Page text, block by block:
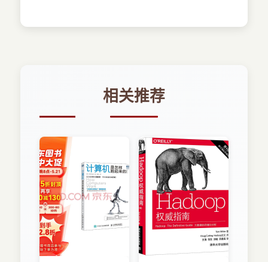
3.1.1 问题提出
3.1.2 实现原理
3.2.1 问题提出
3.2.2 实现原理
3.2.3 应用案例
3.3 观察者模式
3.3.1 问题提出
3.3.2 实现原理
3.3.3 通知机制和KVO机制
3.4 MVC模式
3.4.1 MVC模式概述
3.4.2 Cocoa Touch中的MVC模式
绍了如何使用API帮助文档和官方案例。
第3章讨论了iOS开发中4种常用的设计模式，
分别为单例模式、委托模式、观察者模式和MVC模
实现原理、应用案例的结构介绍了其适用情况、实
现原理及其用法。
第4章首先学习了视图和控件之间的关系以及
应用界面的构建层次，然后介绍了标签、按钮、文
本框和导航栏等基本控件，接着介绍了屏幕布局的
内容以及一个较为复杂的控件——选择器，最后探
讨了iOS 6中的集合视图。
第5章探讨了表视图的组成、表视图类的构成
和表视图的分类，使我们对表视图有了一个整体上
相关推荐